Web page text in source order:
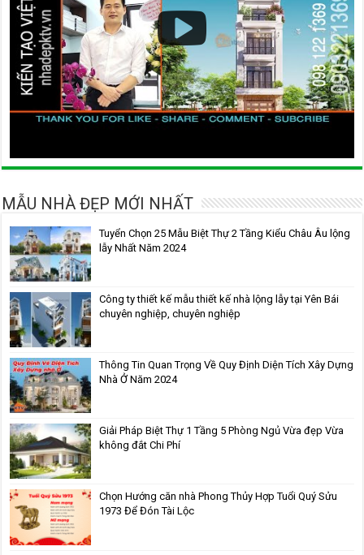
MẪU NHÀ ĐẸP MỚI NHẤT
Tuyển Chọn 25 Mẫu Biệt Thự 2 Tầng Kiểu Châu Âu lộng
lẫy Nhất Năm 2024
Công ty thiết kế mẫu thiết kế nhà lộng lẫy tại Yên Bái
chuyên nghiệp, chuyên nghiệp
Thông Tin Quan Trọng Về Quy Định Diện Tích Xây Dựng
Nhà Ở Năm 2024
Giải Pháp Biệt Thự 1 Tầng 5 Phòng Ngủ Vừa đẹp Vừa
không đắt Chi Phí
Chọn Hướng căn nhà Phong Thủy Hợp Tuổi Quý Sửu
1973 Để Đón Tài Lộc